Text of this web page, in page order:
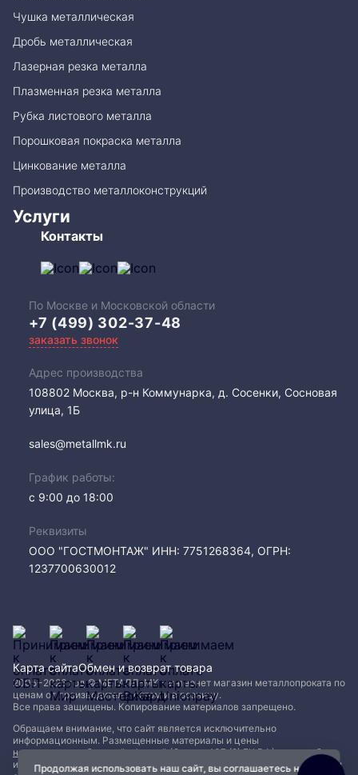
Продолжая использовать наш сайт, вы соглашаетесь на
Чушка металлическая
Дробь металлическая
Лазерная резка металла
Плазменная резка металла
Рубка листового металла
Порошковая покраска металла
Цинкование металла
Производство металлоконструкций
Услуги
Контакты
По Москве и Московской области
+7 (499) 302-37-48
заказать звонок
Адрес производства
108802​ Москва, р-н Коммунарка, д. Сосенки, Сосновая
улица, 1Б
sales@metallmk.ru
График работы:
с 9:00 до 18:00
Реквизиты
ООО "ГОСТМОНТАЖ" ИНН: 7751268364, ОГРН:
1237700630012
2005−2026 год © МЕТАЛЛ-МК - интернет магазин металлопроката по
ценам от производителя, оптом и в розницу.
Все права защищены. Копирование материалов запрещено.
Обращаем внимание, что сайт является исключительно
информационным. Размещенные материалы и цены
не являются публичной офертой (Статья 437 (2) ГК РФ)и могут быть
изменены без уведомления. Для уточнения наличия, характеристик и
Карта сайтаОбмен и возврат товара